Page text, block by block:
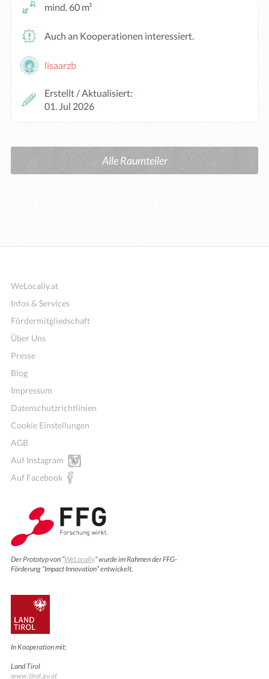
mind. 60 m²
Auch an Kooperationen interessiert.
lisaarzb
Erstellt / Aktualisiert:
01. Jul 2026
Alle Raumteiler
WeLocally.at
Infos & Services
Fördermitgliedschaft
Über Uns
Presse
Blog
Impressum
Datenschutzrichtlinien
Cookie Einstellungen
AGB
Auf Instagram
Auf Facebook
Der Prototyp von “WeLocally” wurde im Rahmen der FFG-
Förderung “Impact Innovation” entwickelt.
In Kooperation mit:
Land Tirol
www.tirol.gv.at